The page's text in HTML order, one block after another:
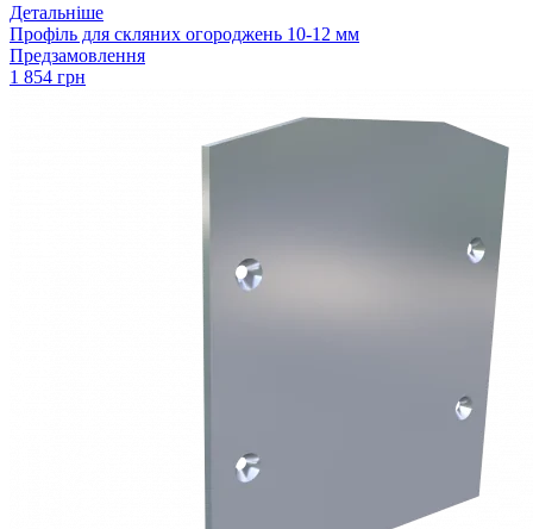
Детальніше
Профіль для скляних огороджень 10-12 мм
Предзамовлення
1 854 грн